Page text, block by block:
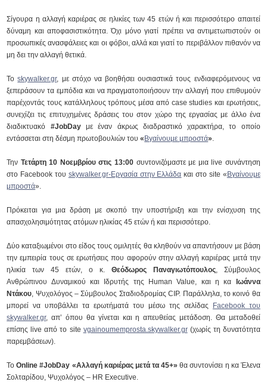
Σίγουρα η αλλαγή καριέρας σε ηλικίες των 45 ετών ή και περισσότερο απαιτεί
δύναμη και αποφασιστικότητα. Όχι μόνο γιατί πρέπει να αντιμετωπιστούν οι
προσωπικές ανασφάλειες και οι φόβοι, αλλά και γιατί το περιβάλλον πιθανόν να
μη δει την αλλαγή θετικά.
Τοskywalker.gr, με στόχο να βοηθήσει ουσιαστικά τους ενδιαφερόμενους να
ξεπεράσουν τα εμπόδια και να πραγματοποιήσουν την αλλαγή που επιθυμούν
παρέχοντάς τους κατάλληλους τρόπους μέσα από case studies και ερωτήσεις,
συνεχίζει τις επιτυχημένες δράσεις του στον χώρο της εργασίας με άλλο ένα
διαδικτυακό #JobDayμε έναν άκρως διαδραστικό χαρακτήρα, το οποίο
εντάσσεται στη δέσμη πρωτοβουλιών του«Βγαίνουμε μπροστά»
Την Τετάρτη 10 Νοεμβρίου στις 13:00 συντονιζόμαστε με μια live συνάντηση
στο Facebook του skywalker.gr-Εργασία στην Ελλάδα και στο site «Βγαίνουμε
μπροστά».
Πρόκειται για μια δράση με σκοπό την υποστήριξη και την ενίσχυση της
απασχολησιμότητας ατόμων ηλικίας 45 ετών ή και περισσότερο.
Δύο καταξιωμένοι στο είδος τους ομιλητές θα κληθούν να απαντήσουν με βάση
την εμπειρία τους σε ερωτήσεις που αφορούν στην αλλαγή καριέρας μετά την
ηλικία των 45 ετών, ο κ. Θεόδωρος Παναγιωτόπουλος, Σύμβουλος
Ανθρώπινου Δυναμικού και Ιδρυτής της Human Value, και η κα Ιωάννα
Ντάκου , Ψυχολόγος – Σύμβουλος Σταδιοδρομίας CIP. Παράλληλα, το κοινό θα
μπορεί να υποβάλλει τα ερωτήματά του μέσω της σελίδας Facebook του
skywalker.gr, απ’ όπου θα γίνεται και η απευθείας μετάδοση. Θα μεταδοθεί
επίσης live από το site vgainoumemprosta.skywalker.gr(χωρίς τη δυνατότητα
παρεμβάσεων).
ΤοOnline #JobDay «Αλλαγή καριέρας μετά τα 45+» θα συντονίσει η κα Έλενα
Σολταρίδου, Ψυχολόγος – HR Executive.